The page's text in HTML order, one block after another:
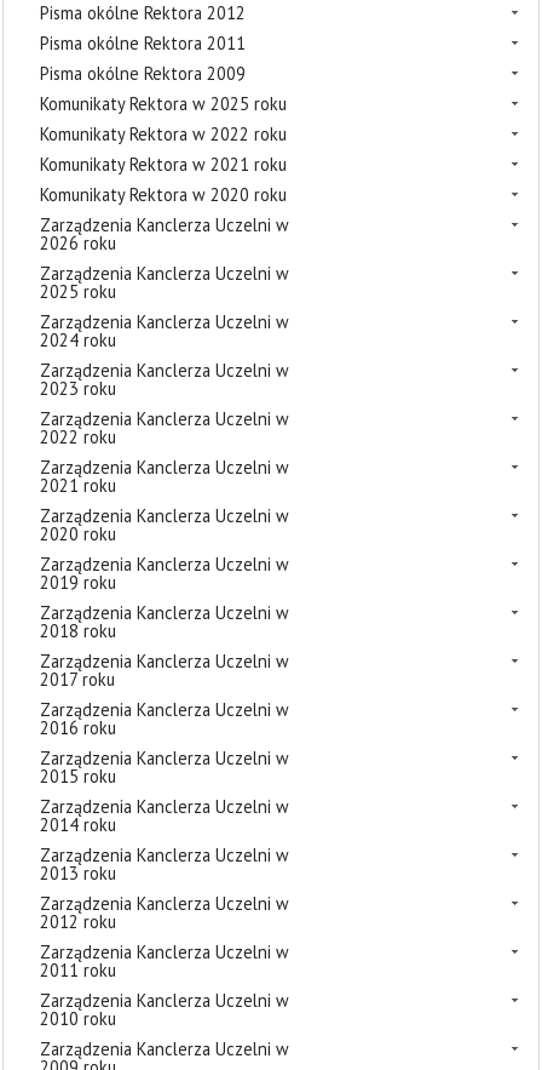
Pisma okólne Rektora 2012
Pisma okólne Rektora 2011
Pisma okólne Rektora 2009
Komunikaty Rektora w 2025 roku
Komunikaty Rektora w 2022 roku
Komunikaty Rektora w 2021 roku
Komunikaty Rektora w 2020 roku
Zarządzenia Kanclerza Uczelni w
2026 roku
Zarządzenia Kanclerza Uczelni w
2025 roku
Zarządzenia Kanclerza Uczelni w
2024 roku
Zarządzenia Kanclerza Uczelni w
2023 roku
Zarządzenia Kanclerza Uczelni w
2022 roku
Zarządzenia Kanclerza Uczelni w
2021 roku
Zarządzenia Kanclerza Uczelni w
2020 roku
Zarządzenia Kanclerza Uczelni w
2019 roku
Zarządzenia Kanclerza Uczelni w
2018 roku
Zarządzenia Kanclerza Uczelni w
2017 roku
Zarządzenia Kanclerza Uczelni w
2016 roku
Zarządzenia Kanclerza Uczelni w
2015 roku
Zarządzenia Kanclerza Uczelni w
2014 roku
Zarządzenia Kanclerza Uczelni w
2013 roku
Zarządzenia Kanclerza Uczelni w
2012 roku
Zarządzenia Kanclerza Uczelni w
2011 roku
Zarządzenia Kanclerza Uczelni w
2010 roku
Zarządzenia Kanclerza Uczelni w